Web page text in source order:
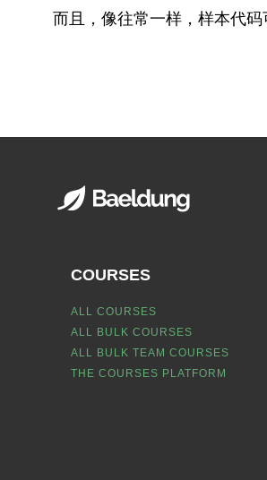
而且，像往常一样，样本代
COURSES
ALL COURSES
ALL BULK COURSES
ALL BULK TEAM COURSES
THE COURSES PLATFORM